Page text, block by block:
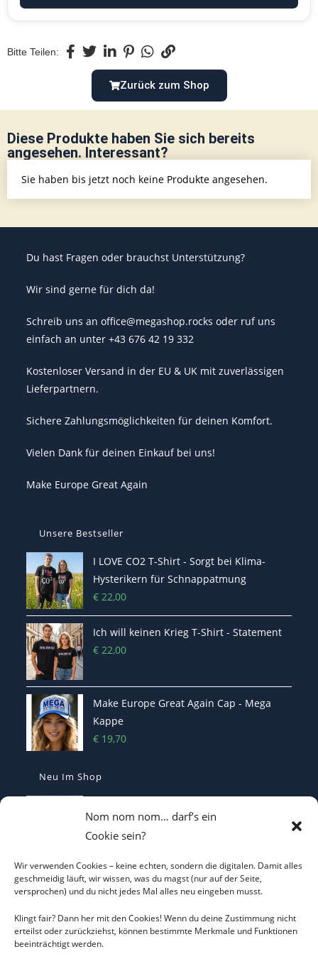
Nom nom nom… darf’s ein
Cookie sein?
Wir verwenden Cookies – keine echten, sondern die digitalen. Damit alles
geschmeidig läuft, wir wissen, was du magst (nur auf der Seite,
versprochen) und du nicht jedes Mal alles neu eingeben musst.
Klingt fair? Dann her mit den Cookies! Wenn du deine Zustimmung nicht
erteilst oder zurückziehst, können bestimmte Merkmale und Funktionen
beeinträchtigt werden.
Bitte Teilen:
Zurück zum Shop
Diese Produkte haben Sie sich bereits
angesehen. Interessant?
Sie haben bis jetzt noch keine Produkte angesehen.
Du hast Fragen oder brauchst Unterstützung?
Wir sind gerne für dich da!
Schreib uns an office@megashop.rocks oder ruf uns
einfach an unter +43 676 42 19 332
Kostenloser Versand in der EU & UK mit zuverlässigen
Lieferpartnern.
Sichere Zahlungsmöglichkeiten für deinen Komfort.
Vielen Dank für deinen Einkauf bei uns!
Make Europe Great Again
Unsere Bestseller
I LOVE CO2 T-Shirt - Sorgt bei Klima-
Hysterikern für Schnappatmung
€ 22,00
Ich will keinen Krieg T-Shirt - Statement
€ 22,00
Make Europe Great Again Cap - Mega
Kappe
€ 19,70
Neu Im Shop
Bestickte Statement-Kappe
€29,90
Make Belgium Great Again Pet - Bestickte
Cap
Make Greece Great Again καπέλο -